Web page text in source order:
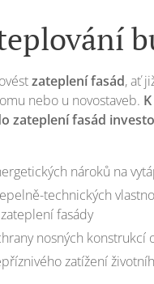
zateplení fasád, ať
nebo u novostaveb.
zateplení fasád
nároků na
technických
fasády
nosných konstrukcí
zatížení